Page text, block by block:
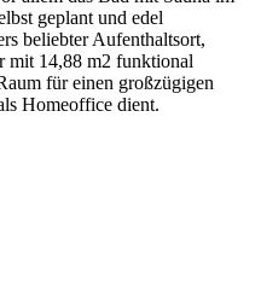
geplant und edel
beliebter Aufenthaltsort,
mit 14,88 m2 funktional
für einen großzügigen
Homeoffice dient.